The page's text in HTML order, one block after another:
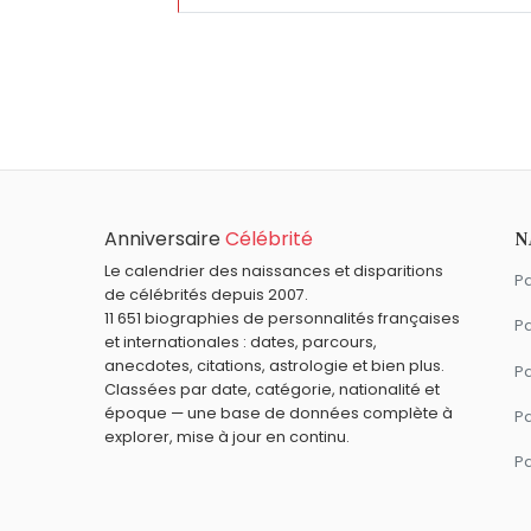
Victoria Abril,Lino Ventura ,
AnniversaireCélébrité
Le calendrier des naissances et disparitions
de célébrités depuis 2007.
11 651 biographies de personnalités françaises
et internationales : dates, parcours,
anecdotes, citations, astrologie et bien plus.
Classées par date, catégorie, nationalité et
époque — une base de données complète à
explorer, mise à jour en continu.